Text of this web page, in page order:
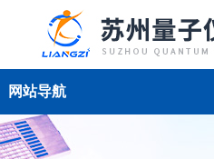
网站导航